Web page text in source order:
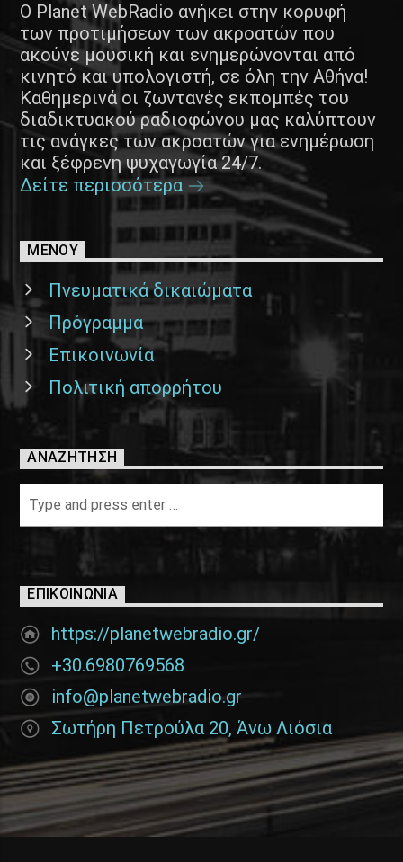
Ο Planet WebRadio ανήκει στην κορυφή
των προτιμήσεων των ακροατών που
ακούνε μουσική και ενημερώνονται από
κινητό και υπολογιστή, σε όλη την Αθήνα!
Καθημερινά οι ζωντανές εκπομπές του
διαδικτυακού ραδιοφώνου μας καλύπτουν
τις ανάγκες των ακροατών για ενημέρωση
και ξέφρενη ψυχαγωγία 24/7.
Δείτε περισσότερα
ΜΕΝΟΥ
Πνευματικά δικαιώματα
Πρόγραμμα
Επικοινωνία
Πολιτική απορρήτου
ΑΝΑΖΉΤΗΣΗ
ΕΠΙΚΟΙΝΩΝΊΑ
https://planetwebradio.gr/
+30.6980769568
info@planetwebradio.gr
Σωτήρη Πετρούλα 20, Άνω Λιόσια